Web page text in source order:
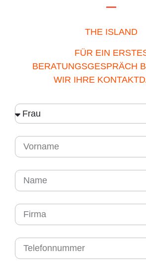
THE ISLAND
FÜR EIN
BERATUNGSGESPRÄCH
WIR IHRE